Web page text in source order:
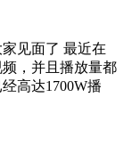
见面了 最近在
，并且播放量都
高达1700W播